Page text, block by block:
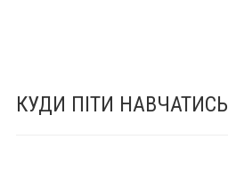
КУДИ ПІТИ НАВЧАТИСЬ